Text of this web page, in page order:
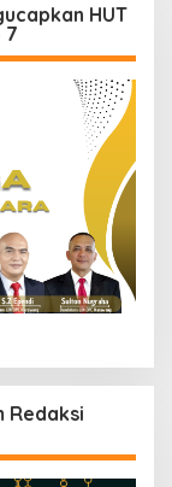
HUT
7
Redaksi